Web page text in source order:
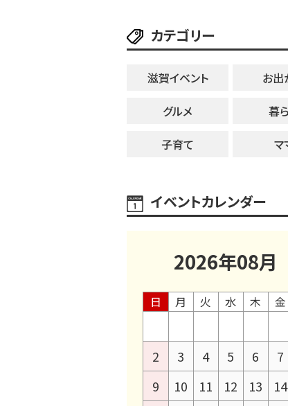
カテゴリー
滋賀イベント
お出
グルメ
暮
子育て
マ
イベントカレンダー
2026年08月
日
月 火 水 木 金
2
3 4 5 6 7
9
10 11 12 13 14